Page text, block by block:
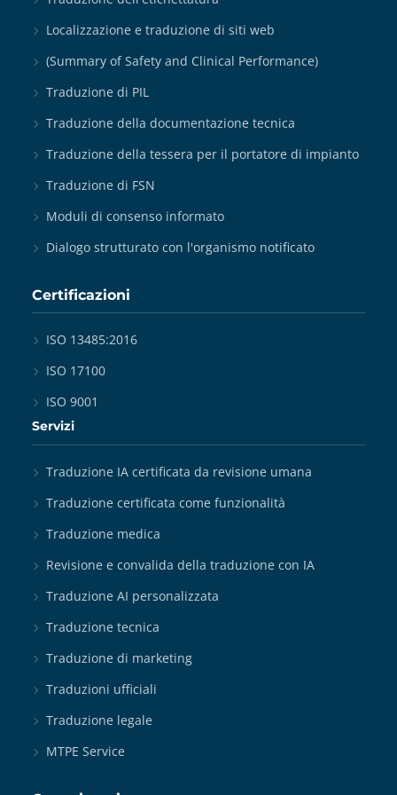
Localizzazione e traduzione di siti web
(Summary of Safety and Clinical Performance)
Traduzione di PIL
Traduzione della documentazione tecnica
Traduzione della tessera per il portatore di impianto
Traduzione di FSN
Moduli di consenso informato
Dialogo strutturato con l'organismo notificato
Certificazioni
ISO 13485:2016
ISO 17100
ISO 9001
Servizi
Traduzione IA certificata da revisione umana
Traduzione certificata come funzionalità
Traduzione medica
Revisione e convalida della traduzione con IA
Traduzione AI personalizzata
Traduzione tecnica
Traduzione di marketing
Traduzioni ufficiali
Traduzione legale
MTPE Service